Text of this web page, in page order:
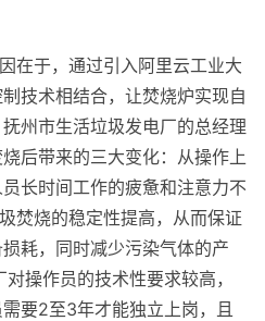
在于，通过引入阿里云工业大
技术相结合，让焚烧炉实现自
州市生活垃圾发电厂的总经理
后带来的三大变化：从操作上
长时间工作的疲惫和注意力不
焚烧的稳定性提高，从而保证
耗，同时减少污染气体的产
对操作员的技术性要求较高，
要2至3年才能独立 上岗，且